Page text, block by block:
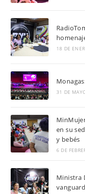
18 DE
31 DE
en su
y bebés
6 DE
Ministra